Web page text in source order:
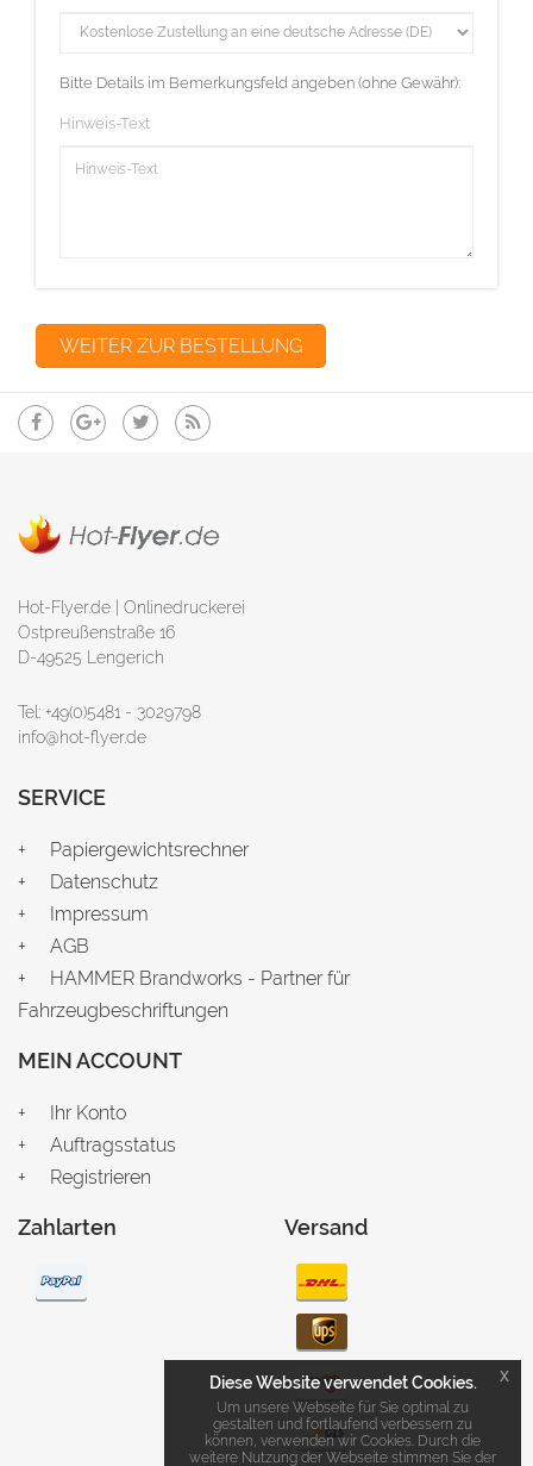
Bitte Details im Bemerkungsfeld angeben (ohne Gewähr):
Hinweis-Text
Hot-Flyer.de | Onlinedruckerei
Ostpreußenstraße 16
D-49525 Lengerich
Tel: +49(0)5481 - 3029798
info@hot-flyer.de
SERVICE
Papiergewichtsrechner
Datenschutz
Impressum
AGB
HAMMER Brandworks - Partner für
Fahrzeugbeschriftungen
MEIN ACCOUNT
Ihr Konto
Auftragsstatus
Registrieren
Zahlarten Versand
Diese Website verwendet Cookies.
Um unsere Webseite für Sie optimal zu
gestalten und fortlaufend verbessern zu
können, verwenden wir Cookies. Durch die
weitere Nutzung der Webseite stimmen Sie der
x